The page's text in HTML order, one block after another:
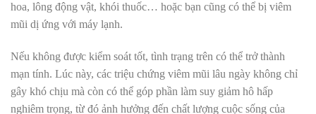
hoa, lông động vật, khói thuốc… hoặc bạn cũng có thể bị viêm
mũi dị ứng với máy lạnh.
Nếu không được kiểm soát tốt, tình trạng trên có thể trở thành
mạn tính. Lúc này, các triệu chứng viêm mũi lâu ngày không chỉ
gây khó chịu mà còn có thể góp phần làm suy giảm hô hấp
nghiêm trọng, từ đó ảnh hưởng đến chất lượng cuộc sống của